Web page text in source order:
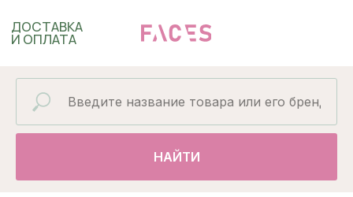
И ОПЛАТА
НАЙТИ